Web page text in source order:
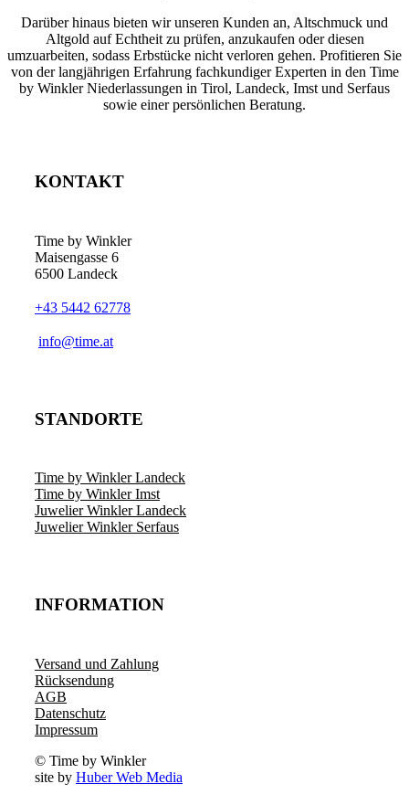
Darüber hinaus bieten wir unseren Kunden an, Altschmuck und
Altgold auf Echtheit zu prüfen, anzukaufen oder diesen
umzuarbeiten, sodass Erbstücke nicht verloren gehen. Profitieren Sie
von der langjährigen Erfahrung fachkundiger Experten in den Time
by Winkler Niederlassungen in Tirol, Landeck, Imst und Serfaus
sowie einer persönlichen Beratung.
KONTAKT
Time by Winkler
Maisengasse 6
6500 Landeck
+43 5442 62778
­info@time.at
STANDORTE
Time by Winkler Landeck
Time by Winkler Imst
Juwelier Winkler Landeck
Juwelier Winkler Serfaus
INFORMATION
Versand und Zahlung
Rücksendung
AGB
Datenschutz
Impressum
© Time by Winkler
site by Huber Web Media